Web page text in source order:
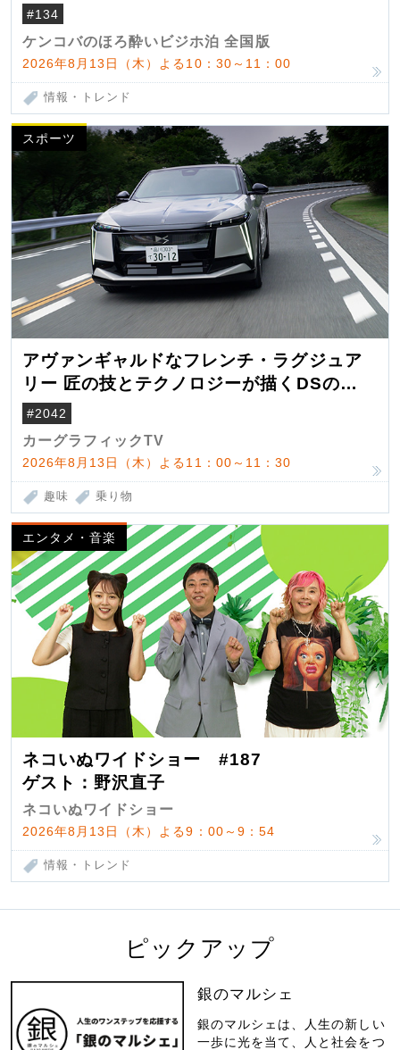
#134
ケンコバのほろ酔いビジホ泊 全国版
2026年8月13日（木）よる10：30～11：00
情報・トレンド
スポーツ
アヴァンギャルドなフレンチ・ラグジュア
リー 匠の技とテクノロジーが描くDSの世
界観
#2042
カーグラフィックTV
2026年8月13日（木）よる11：00～11：30
趣味 乗り物
エンタメ・音楽
ネコいぬワイドショー #187
ゲスト：野沢直子
ネコいぬワイドショー
2026年8月13日（木）よる9：00～9：54
情報・トレンド
ピックアップ
銀のマルシェ
銀のマルシェは、人生の新しい
一歩に光を当て、人と社会をつ